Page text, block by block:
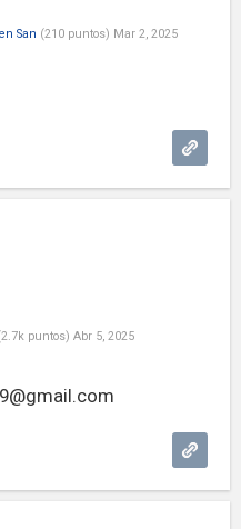
San (210 puntos) Mar 2, 2025
2.7k puntos) Abr 5, 2025